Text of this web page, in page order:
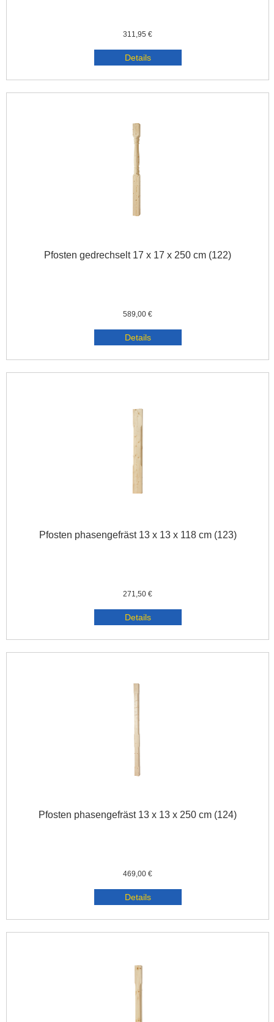
311,95 €
Details
Pfosten gedrechselt 17 x 17 x 250 cm (122)
589,00 €
Details
Pfosten phasengefräst 13 x 13 x 118 cm (123)
271,50 €
Details
Pfosten phasengefräst 13 x 13 x 250 cm (124)
469,00 €
Details